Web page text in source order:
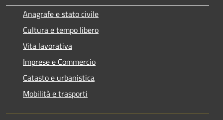
Anagrafe e stato civile
Cultura e tempo libero
Vita lavorativa
Imprese e Commercio
Catasto e urbanistica
Mobilità e trasporti